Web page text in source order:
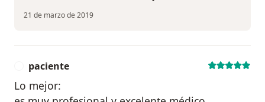
21 de marzo de 2019
paciente
Lo mejor: